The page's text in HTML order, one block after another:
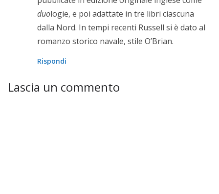
duologie, e poi adattate in tre libri ciascuna
dalla Nord. In tempi recenti Russell si è dato al
romanzo storico navale, stile O’Brian.
Rispondi
Lascia un commento